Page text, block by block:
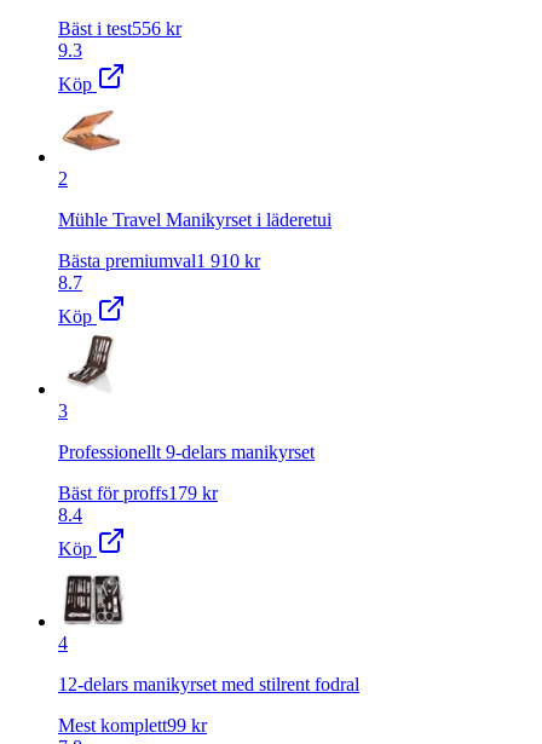
Bäst i test556 kr
9.3
Köp
2
Mühle Travel Manikyrset i läderetui
Bästa premiumval1 910 kr
8.7
Köp
3
Professionellt 9-delars manikyrset
Bäst för proffs179 kr
8.4
Köp
4
12-delars manikyrset med stilrent fodral
Mest komplett99 kr